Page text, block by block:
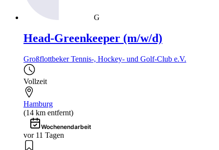
G
Head-Greenkeeper (m/w/d)
Großflottbeker Tennis-, Hockey- und Golf-Club e.V.
Vollzeit
Hamburg
(14 km entfernt)
Wochenendarbeit
vor 11 Tagen